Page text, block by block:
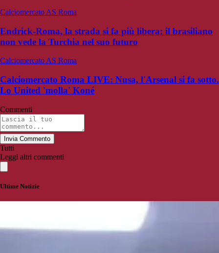
Calciomercato AS Roma
Endrick-Roma, la strada si fa più libera: il brasiliano
non vede la Turchia nel suo futuro
Calciomercato AS Roma
Calciomercato Roma LIVE: Nusa, l'Arsenal si fa sotto.
Lo United 'molla' Koné
Commenti
Invia Commento
Tutti
Leggi altri commenti
Ultime Notizie